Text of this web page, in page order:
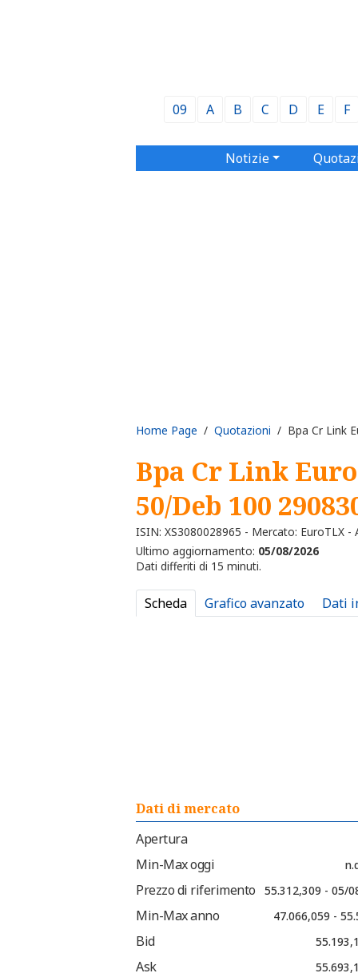
09 A B C D E F
Notizie
Home Page / Quotazioni / Bpa Cr Link
Bpa Cr Link
50/Deb 100
ISIN: XS3080028965 - Mercato: EuroTLX -
Ultimo aggiornamento: 05/08/2026
Dati differiti di 15 minuti.
Scheda Grafico avanzato Dati
Dati di mercato
Apertura
Min-Max oggi
Prezzo di riferimento 55.312,309 - 05/
Min-Max anno 47.066,059 -
Bid
Ask